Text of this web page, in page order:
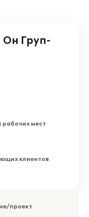
Груп-
мест
клиентов
проект